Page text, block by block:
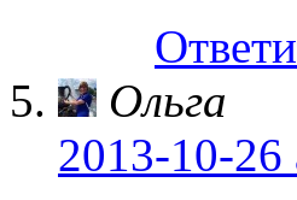
Ольга
2013-10-26